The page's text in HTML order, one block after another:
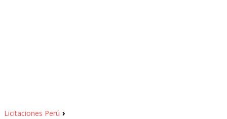
Licitaciones Perú ›